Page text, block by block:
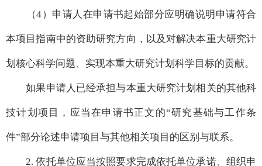
（4）申请人在申请书起始部分应明确说明申请符合
本项目指南中的资助研究方向，以及对解决本重大研究计
划核心科学问题、实现本重大研究计划科学目标的贡献。
如果申请人已经承担与本重大研究计划相关的其他科
技计划项目，应当在申请书正文的“研究基础与工作条
件”部分论述申请项目与其他相关项目的区别与联系。
2. 依托单位应当按照要求完成依托单位承诺、组织申